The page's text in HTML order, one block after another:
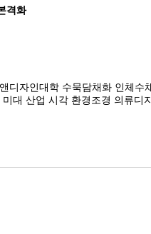
격화
자인대학 수묵담채화 인체수
대 산업 시각 환경조경 의류디